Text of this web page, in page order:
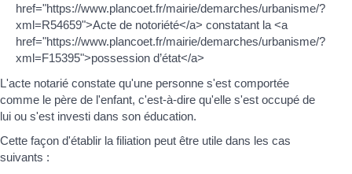
href="https://www.plancoet.fr/mairie/demarches/urbanisme/?
xml=R54659">Acte de notoriété</a> constatant la <a
href="https://www.plancoet.fr/mairie/demarches/urbanisme/?
xml=F15395">possession d’état</a>
L'acte notarié constate qu'une personne s'est comportée
comme le père de l'enfant, c'est-à-dire qu'elle s'est occupé de
lui ou s'est investi dans son éducation.
Cette façon d'établir la filiation peut être utile dans les cas
suivants :